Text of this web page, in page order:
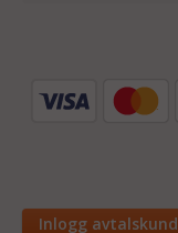
Inlogg avtalskund